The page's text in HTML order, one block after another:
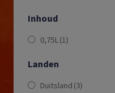
Inhoud
0,75L(1)
Landen
Duitsland (3)